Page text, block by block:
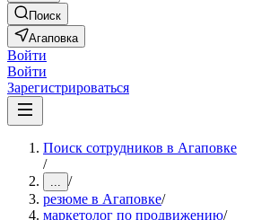
Поиск
Агаповка
Войти
Войти
Зарегистрироваться
Поиск сотрудников в Агаповке
/
... /
резюме в Агаповке/
маркетолог по продвижению/